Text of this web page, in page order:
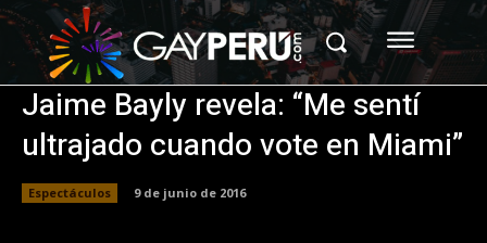
Jaime Bayly revela: “Me sentí
ultrajado cuando vote en Miami”
Espectáculos 9 de junio de 2016